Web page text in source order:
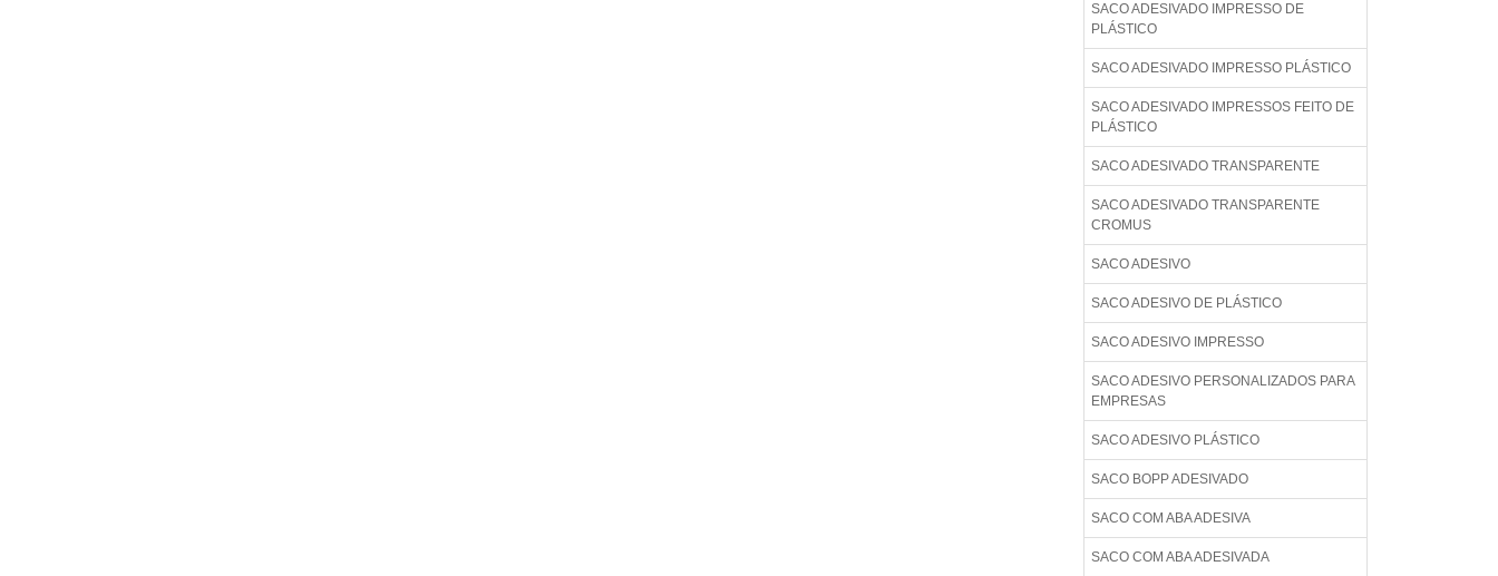
SACO ADESIVADO IMPRESSO DE
PLÁSTICO
SACO ADESIVADO IMPRESSO PLÁSTICO
SACO ADESIVADO IMPRESSOS FEITO DE
PLÁSTICO
SACO ADESIVADO TRANSPARENTE
SACO ADESIVADO TRANSPARENTE
CROMUS
SACO ADESIVO
SACO ADESIVO DE PLÁSTICO
SACO ADESIVO IMPRESSO
SACO ADESIVO PERSONALIZADOS PARA
EMPRESAS
SACO ADESIVO PLÁSTICO
SACO BOPP ADESIVADO
SACO COM ABA ADESIVA
SACO COM ABA ADESIVADA